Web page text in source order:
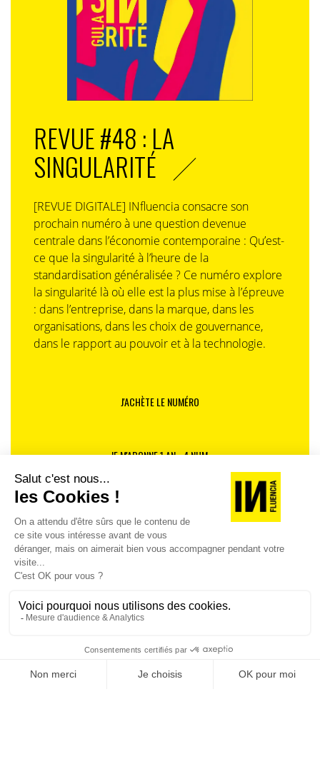
REVUE #48 : LA
SINGULARITÉ
[REVUE DIGITALE] INfluencia consacre son
prochain numéro à une question devenue
centrale dans l’économie contemporaine : Qu’est-
ce que la singularité à l’heure de la
standardisation généralisée ? Ce numéro explore
la singularité là où elle est la plus mise à l’épreuve
: dans l’entreprise, dans la marque, dans les
organisations, dans les choix de gouvernance,
dans le rapport au pouvoir et à la technologie.
J'ACHÈTE LE NUMÉRO
JE M'ABONNE 1 AN - 4 NUM.
JE DÉCOUVRE LES NUMÉROS PRÉCÉDENTS
Je suis déjà abonné(e) :je consulte la revue en